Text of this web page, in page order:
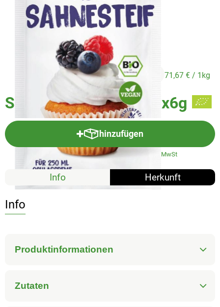
Veggie & Vegan
Backwaren
Trockensortiment
AllerLiebe
Über uns
Service
Sahnesteif Biovegan 3x6g
1,29 €/ 3x 6 g 71,67 € / 1kg
hinzufügen
Produkt zum Warenkorb
1,29 €/ 3x 6 g 71,67 €/ 1kg 7% MwSt
Info Herkunft
Info
Produktinformationen
Zutaten